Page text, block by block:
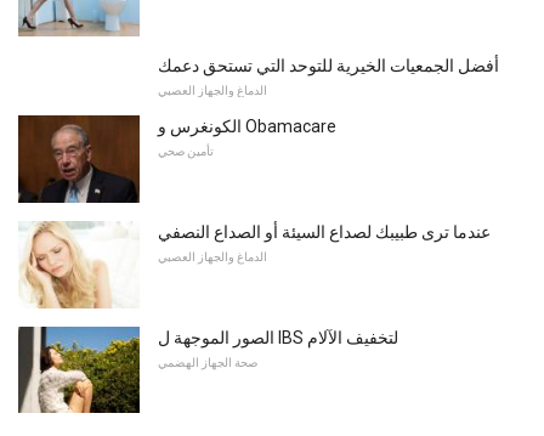
أفضل الجمعيات الخيرية للتوحد التي تستحق دعمك
الدماغ والجهاز العصبي
الكونغرس و Obamacare
تأمين صحي
عندما ترى طبيبك لصداع السيئة أو الصداع النصفي
الدماغ والجهاز العصبي
الصور الموجهة ل IBS لتخفيف الآلام
صحة الجهاز الهضمي